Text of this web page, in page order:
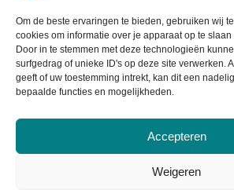
Om de beste ervaringen te bieden, gebruiken wij
cookies om informatie over je apparaat op te
Door in te stemmen met deze technologieën
surfgedrag of unieke ID's op deze site verwerken.
geeft of uw toestemming intrekt, kan dit een
bepaalde functies en mogelijkheden.
Accepteren
Weigeren